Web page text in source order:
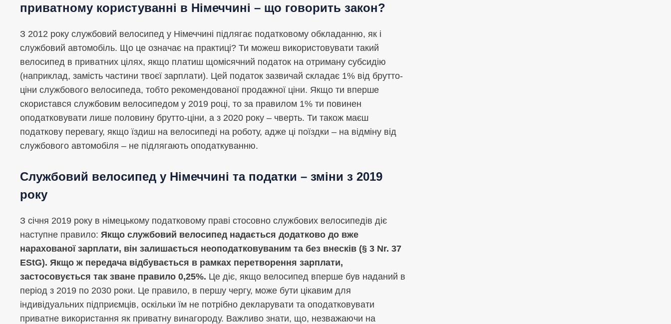
приватному користуванні в Німеччині – що говорить закон?
З 2012 року службовий велосипед у Німеччині підлягає податковому обкладанню, як і
службовий автомобіль. Що це означає на практиці? Ти можеш використовувати такий
велосипед в приватних цілях, якщо платиш щомісячний податок на отриману субсидію
(наприклад, замість частини твоєї зарплати). Цей податок зазвичай складає 1% від брутто-
ціни службового велосипеда, тобто рекомендованої продажної ціни. Якщо ти вперше
скористався службовим велосипедом у 2019 році, то за правилом 1% ти повинен
оподатковувати лише половину брутто-ціни, а з 2020 року – чверть. Ти також маєш
податкову перевагу, якщо їздиш на велосипеді на роботу, адже ці поїздки – на відміну від
службового автомобіля – не підлягають оподаткуванню.
Службовий велосипед у Німеччині та податки – зміни з 2019
року
З січня 2019 року в німецькому податковому праві стосовно службових велосипедів діє
наступне правило: Якщо службовий велосипед надається додатково до вже
нарахованої зарплати, він залишається неоподатковуваним та без внесків (§ 3 Nr. 37
EStG). Якщо ж передача відбувається в рамках перетворення зарплати,
застосовується так зване правило 0,25%. Це діє, якщо велосипед вперше був наданий в
період з 2019 по 2030 роки. Це правило, в першу чергу, може бути цікавим для
індивідуальних підприємців, оскільки їм не потрібно декларувати та оподатковувати
приватне використання як приватну винагороду. Важливо знати, що, незважаючи на